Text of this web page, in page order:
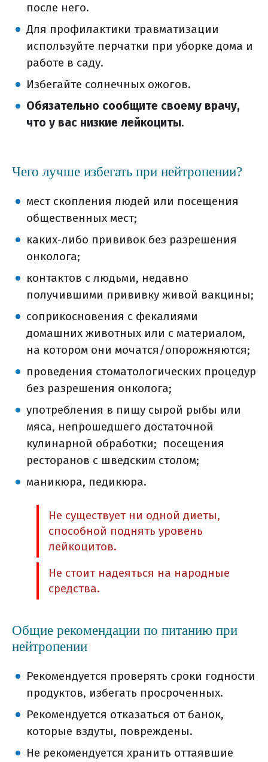
после него.
Для профилактики травматизации
используйте перчатки при уборке дома и
работе в саду.
Избегайте солнечных ожогов.
Обязательно сообщите своему врачу,
что у вас низкие лейкоциты.
Чего лучше избегать при нейтропении?
мест скопления людей или посещения
общественных мест;
каких-либо прививок без разрешения
онколога;
контактов с людьми, недавно
получившими прививку живой вакцины;
соприкосновения с фекалиями
домашних животных или с материалом,
на котором они мочатся/опорожняются;
проведения стоматологических процедур
без разрешения онколога;
употребления в пищу сырой рыбы или
мяса, непрошедшего достаточной
кулинарной обработки; посещения
ресторанов с шведским столом;
маникюра, педикюра.
Не существует ни одной диеты,
способной поднять уровень
лейкоцитов.
Не стоит надеяться на народные
средства.
Общие рекомендации по питанию при
нейтропении
Рекомендуется проверять сроки годности
продуктов, избегать просроченных.
Рекомендуется отказаться от банок,
которые вздуты, повреждены.
Не рекомендуется хранить оттаявшие